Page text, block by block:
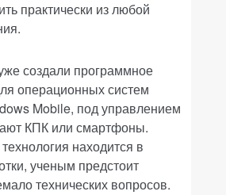
практически из любой
создали программное
операционных систем
Mobile, под управлением
КПК или смартфоны.
находится в
ученым предстоит
технических вопросов.